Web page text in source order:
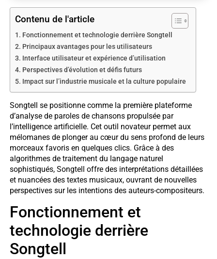
Contenu de l'article
Fonctionnement et technologie derrière Songtell
Principaux avantages pour les utilisateurs
Interface utilisateur et expérience d’utilisation
Perspectives d’évolution et défis futurs
Impact sur l’industrie musicale et la culture populaire
Songtell se positionne comme la première plateforme
d’analyse de paroles de chansons propulsée par
l’intelligence artificielle. Cet outil novateur permet aux
mélomanes de plonger au cœur du sens profond de leurs
morceaux favoris en quelques clics. Grâce à des
algorithmes de traitement du langage naturel
sophistiqués, Songtell offre des interprétations détaillées
et nuancées des textes musicaux, ouvrant de nouvelles
perspectives sur les intentions des auteurs-compositeurs.
Fonctionnement et
technologie derrière
Songtell